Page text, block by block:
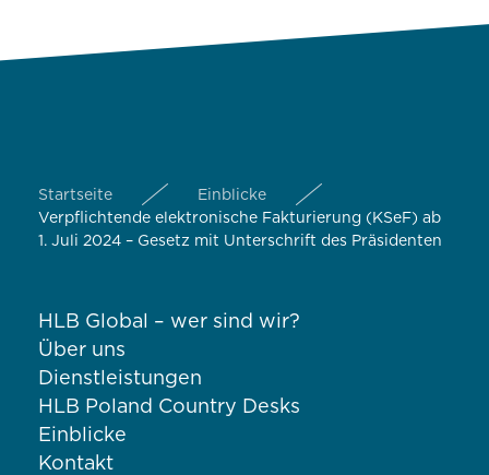
Startseite
Einblicke
Verpflichtende elektronische Fakturierung (KSeF) ab
1. Juli 2024 – Gesetz mit Unterschrift des Präsidenten
HLB Global – wer sind wir?
Über uns
Dienstleistungen
HLB Poland Country Desks
Einblicke
Kontakt